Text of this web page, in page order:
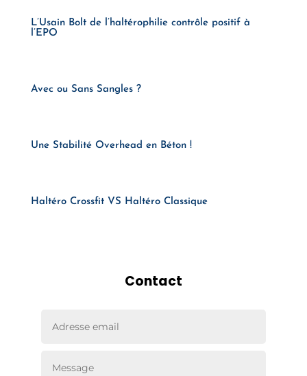
L’Usain Bolt de l’haltérophilie contrôle positif à
l’EPO
Avec ou Sans Sangles ?
Une Stabilité Overhead en Béton !
Haltéro Crossfit VS Haltéro Classique
Contact